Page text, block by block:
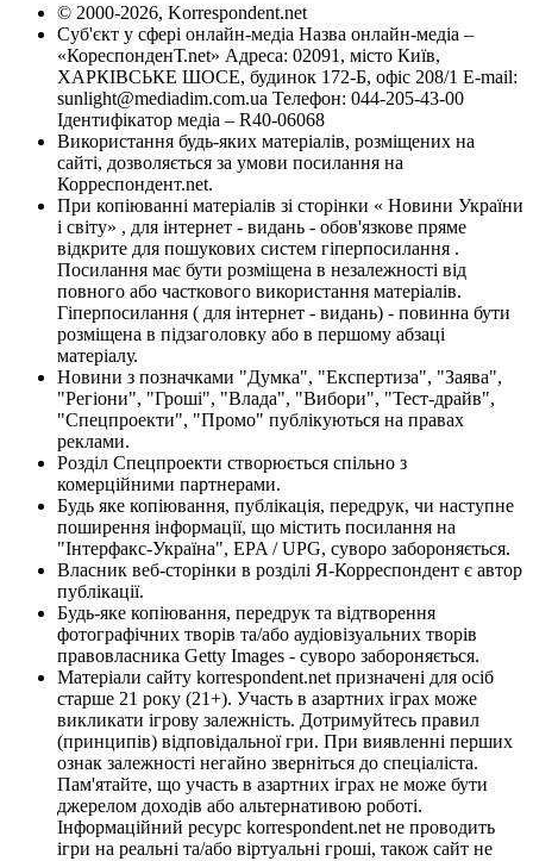
© 2000-2026, Korrespondent.net
Суб'єкт у сфері онлайн-медіа Назва онлайн-медіа –
«КореспонденТ.net» Адреса: 02091, місто Київ,
ХАРКІВСЬКЕ ШОСЕ, будинок 172-Б, офіс 208/1 E-mail:
sunlight@mediadim.com.ua Телефон: 044-205-43-00
Ідентифікатор медіа – R40-06068
Використання будь-яких матеріалів, розміщених на
сайті, дозволяється за умови посилання на
Корреспондент.net.
При копіюванні матеріалів зі сторінки « Новини України
і світу» , для інтернет - видань - обов'язкове пряме
відкрите для пошукових систем гіперпосилання .
Посилання має бути розміщена в незалежності від
повного або часткового використання матеріалів.
Гіперпосилання ( для інтернет - видань) - повинна бути
розміщена в підзаголовку або в першому абзаці
матеріалу.
Новини з позначками "Думка", "Експертиза", "Заява",
"Регіони", "Гроші", "Влада", "Вибори", "Тест-драйв",
"Спецпроекти", "Промо" публікуються на правах
реклами.
Розділ Спецпроекти створюється спільно з
комерційними партнерами.
Будь яке копіювання, публікація, передрук, чи наступне
поширення інформації, що містить посилання на
"Інтерфакс-Україна", EPA / UPG, суворо забороняється.
Власник веб-сторінки в розділі Я-Корреспондент є автор
публікації.
Будь-яке копіювання, передрук та відтворення
фотографічних творів та/або аудіовізуальних творів
правовласника Getty Images - суворо забороняється.
Матеріали сайту korrespondent.net призначені для осіб
старше 21 року (21+). Участь в азартних іграх може
викликати ігрову залежність. Дотримуйтесь правил
(принципів) відповідальної гри. При виявленні перших
ознак залежності негайно зверніться до спеціаліста.
Пам'ятайте, що участь в азартних іграх не може бути
джерелом доходів або альтернативою роботі.
Інформаційний ресурс korrespondent.net не проводить
ігри на реальні та/або віртуальні гроші, також сайт не